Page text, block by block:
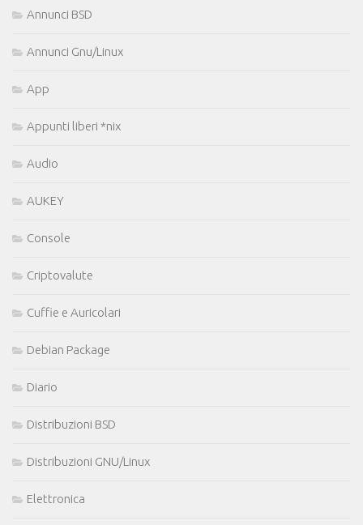
Annunci BSD
Annunci Gnu/Linux
App
Appunti liberi *nix
Audio
AUKEY
Console
Criptovalute
Cuffie e Auricolari
Debian Package
Diario
Distribuzioni BSD
Distribuzioni GNU/Linux
Elettronica